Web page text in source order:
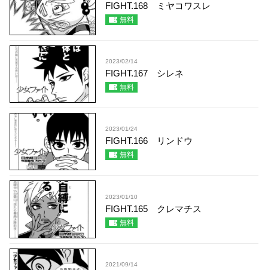
FIGHT.168 ミヤコワスレ
無料
2023/02/14
FIGHT.167 シレネ
無料
2023/01/24
FIGHT.166 リンドウ
無料
2023/01/10
FIGHT.165 クレマチス
無料
2021/09/14